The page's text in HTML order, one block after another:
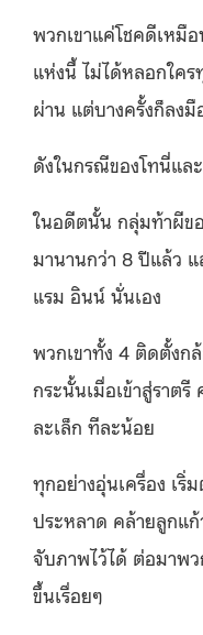
พวกเขาแค่โชคดีเหมื
แห่งนี้ ไม่ได้หลอกใค
ผ่าน แต่บางครั้งก็ลงมื
ดังในกรณีของโทนี่แล
ในอดีตนั้น กลุ่มท้าผีข
มานานกว่า 8 ปีแล้ว
แรม อินน์ นั่นเอง
พวกเขาทั้ง 4 ติดตั้งก
กระนั้นเมื่อเข้าสู่ราต
ละเล็ก ทีละน้อย
ทุกอย่างอุ่นเครื่อง เริ่
ประหลาด คล้ายลูกแ
จับภาพไว้ได้ ต่อมาพ
ขึ้นเรื่อยๆ